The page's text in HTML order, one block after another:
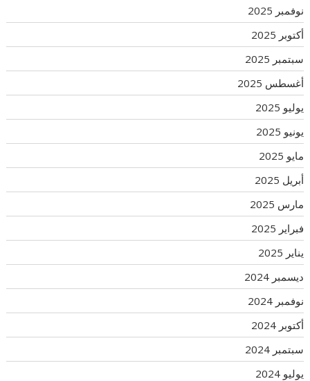
نوفمبر 2025
أكتوبر 2025
سبتمبر 2025
أغسطس 2025
يوليو 2025
يونيو 2025
مايو 2025
أبريل 2025
مارس 2025
فبراير 2025
يناير 2025
ديسمبر 2024
نوفمبر 2024
أكتوبر 2024
سبتمبر 2024
يوليو 2024